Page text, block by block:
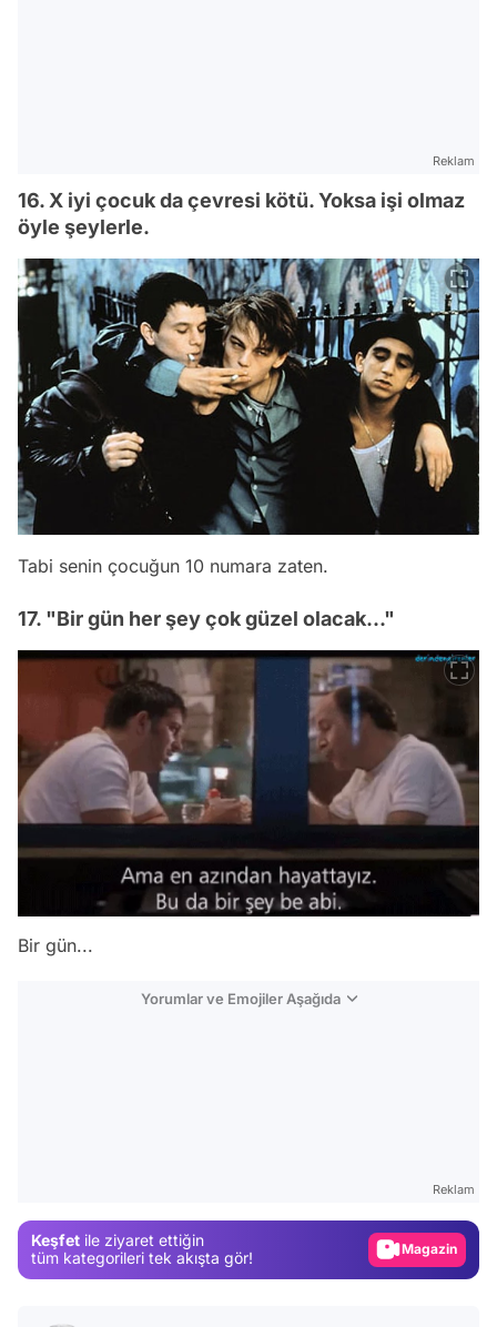
Reklam
16. X iyi çocuk da çevresi kötü. Yoksa işi olmaz
öyle şeylerle.
Tabi senin çocuğun 10 numara zaten.
17. "Bir gün her şey çok güzel olacak..."
Bir gün...
Yorumlar ve Emojiler Aşağıda
Reklam
Keşfet ile ziyaret ettiğin
tüm kategorileri tek akışta gör!
Video